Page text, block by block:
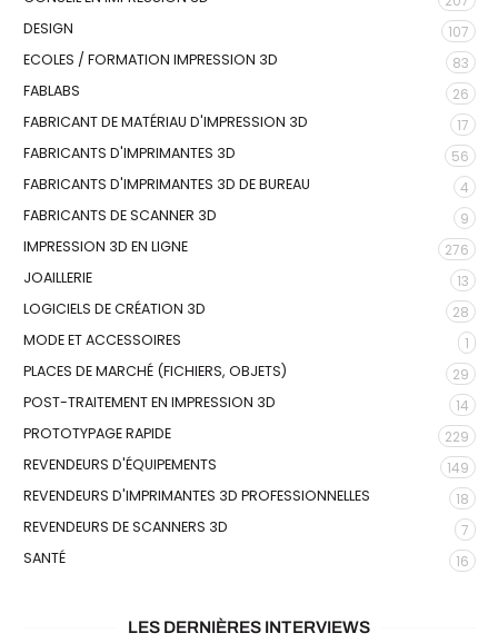
DESIGN
107
ECOLES / FORMATION IMPRESSION 3D
83
FABLABS
26
FABRICANT DE MATÉRIAU D'IMPRESSION 3D
17
FABRICANTS D'IMPRIMANTES 3D
56
FABRICANTS D'IMPRIMANTES 3D DE BUREAU
4
FABRICANTS DE SCANNER 3D
9
IMPRESSION 3D EN LIGNE
276
JOAILLERIE
13
LOGICIELS DE CRÉATION 3D
28
MODE ET ACCESSOIRES
1
PLACES DE MARCHÉ (FICHIERS, OBJETS)
29
POST-TRAITEMENT EN IMPRESSION 3D
14
PROTOTYPAGE RAPIDE
229
REVENDEURS D'ÉQUIPEMENTS
149
REVENDEURS D'IMPRIMANTES 3D PROFESSIONNELLES
18
REVENDEURS DE SCANNERS 3D
7
SANTÉ
16
LES DERNIÈRES INTERVIEWS